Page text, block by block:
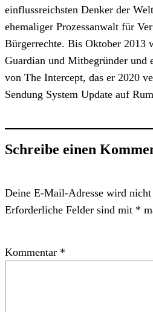
einflussreichsten Denker der
ehemaliger Prozessanwalt für
Bürgerrechte. Bis Oktober 2013
Guardian und Mitbegründer und
von The Intercept, das er 2020
Sendung System Update auf
Schreibe einen
Deine E-Mail-Adresse wird
Erforderliche Felder sind mit *
Kommentar *